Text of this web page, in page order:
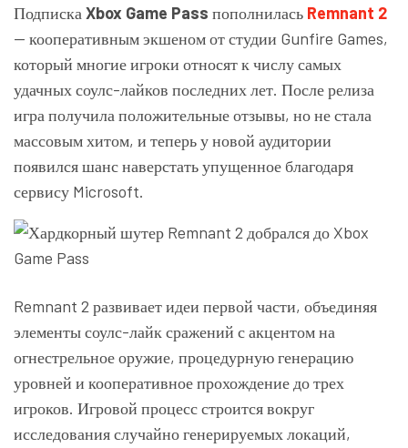
Подписка Xbox Game Pass пополнилась Remnant 2
— кооперативным экшеном от студии Gunfire Games,
который многие игроки относят к числу самых
удачных соулс-лайков последних лет. После релиза
игра получила положительные отзывы, но не стала
массовым хитом, и теперь у новой аудитории
появился шанс наверстать упущенное благодаря
сервису Microsoft.
Remnant 2 развивает идеи первой части, объединяя
элементы соулс-лайк сражений с акцентом на
огнестрельное оружие, процедурную генерацию
уровней и кооперативное прохождение до трех
игроков. Игровой процесс строится вокруг
исследования случайно генерируемых локаций,